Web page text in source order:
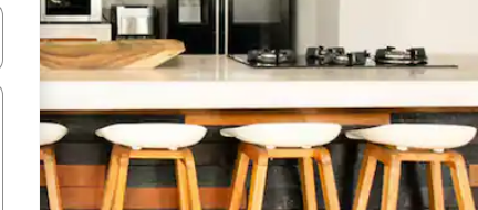
नेविगेट करें या टच या फिर स्वाइप जेस्चर का इस्तेमाल करके एक्सप्लोर करें।